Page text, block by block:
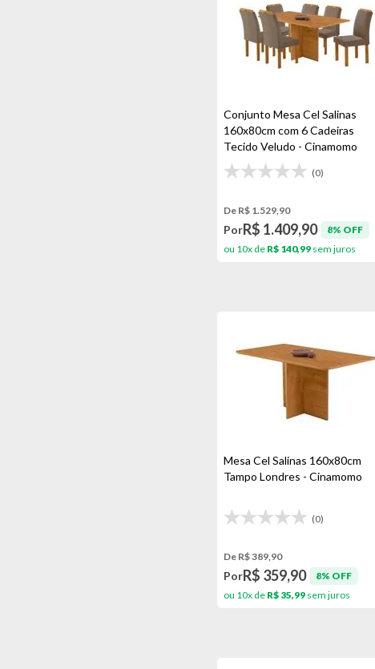
Conjunto Mesa Cel Salinas
160x80cm com 6 Cadeiras
Tecido Veludo - Cinamomo
(0)
De R$ 1.529,90
PorR$ 1.409,90
8% OFF
ou 10x de R$ 140,99 sem juros
Mesa Cel Salinas 160x80cm
Tampo Londres - Cinamomo
(0)
De R$ 389,90
PorR$ 359,90
8% OFF
ou 10x de R$ 35,99 sem juros